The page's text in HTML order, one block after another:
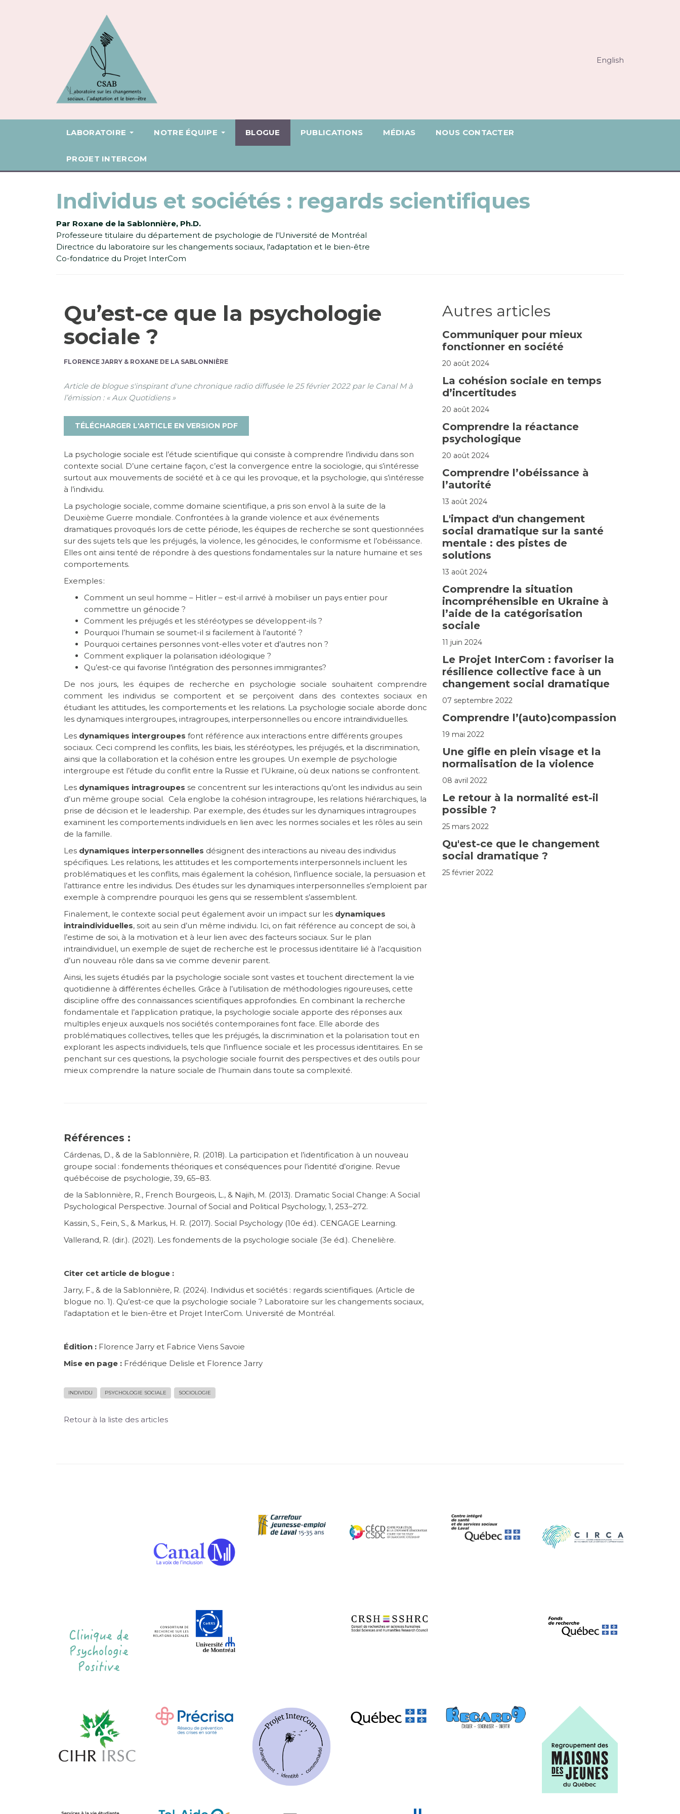
English
LABORATOIRE NOTRE ÉQUIPE BLOGUE PUBLICATIONS MÉDIAS NOUS CONTACTER
PROJET INTERCOM
Individus et sociétés : regards scientifiques
Par Roxane de la Sablonnière, Ph.D.
Professeure titulaire du département de psychologie de l'Université de Montréal
Directrice du laboratoire sur les changements sociaux, l'adaptation et le bien-être
Co-fondatrice du Projet InterCom
Qu’est-ce que la psychologie
sociale ?
FLORENCE JARRY & ROXANE DE LA SABLONNIÈRE
Article de blogue s'inspirant d'une chronique radio diffusée le 25 février 2022 par le Canal M à
l’émission : « Aux Quotidiens »
TÉLÉCHARGER L'ARTICLE EN VERSION PDF
La psychologie sociale est l’étude scientifique qui consiste à comprendre l’individu dans son
contexte social. D’une certaine façon, c’est la convergence entre la sociologie, qui s’intéresse
surtout aux mouvements de société et à ce qui les provoque, et la psychologie, qui s’intéresse
à l’individu.
La psychologie sociale, comme domaine scientifique, a pris son envol à la suite de la
Deuxième Guerre mondiale. Confrontées à la grande violence et aux événements
dramatiques provoqués lors de cette période, les équipes de recherche se sont questionnées
sur des sujets tels que les préjugés, la violence, les génocides, le conformisme et l’obéissance.
Elles ont ainsi tenté de répondre à des questions fondamentales sur la nature humaine et ses
comportements.
Exemples :
Comment un seul homme – Hitler – est-il arrivé à mobiliser un pays entier pour
commettre un génocide ?
Comment les préjugés et les stéréotypes se développent-ils ?
Pourquoi l’humain se soumet-il si facilement à l’autorité ?
Pourquoi certaines personnes vont-elles voter et d’autres non ?
Comment expliquer la polarisation idéologique ?
Qu’est-ce qui favorise l’intégration des personnes immigrantes?
De nos jours, les équipes de recherche en psychologie sociale souhaitent comprendre
comment les individus se comportent et se perçoivent dans des contextes sociaux en
étudiant les attitudes, les comportements et les relations. La psychologie sociale aborde donc
les dynamiques intergroupes, intragroupes, interpersonnelles ou encore intraindividuelles.
Les dynamiques intergroupes font référence aux interactions entre différents groupes
sociaux. Ceci comprend les conflits, les biais, les stéréotypes, les préjugés, et la discrimination,
ainsi que la collaboration et la cohésion entre les groupes. Un exemple de psychologie
intergroupe est l’étude du conflit entre la Russie et l’Ukraine, où deux nations se confrontent.
Les dynamiques intragroupes se concentrent sur les interactions qu’ont les individus au sein
d’un même groupe social. Cela englobe la cohésion intragroupe, les relations hiérarchiques, la
prise de décision et le leadership. Par exemple, des études sur les dynamiques intragroupes
examinent les comportements individuels en lien avec les normes sociales et les rôles au sein
de la famille.
Les dynamiques interpersonnelles désignent des interactions au niveau des individus
spécifiques. Les relations, les attitudes et les comportements interpersonnels incluent les
problématiques et les conflits, mais également la cohésion, l’influence sociale, la persuasion et
l’attirance entre les individus. Des études sur les dynamiques interpersonnelles s’emploient par
exemple à comprendre pourquoi les gens qui se ressemblent s’assemblent.
Finalement, le contexte social peut également avoir un impact sur les dynamiques
intraindividuelles, soit au sein d’un même individu. Ici, on fait référence au concept de soi, à
l’estime de soi, à la motivation et à leur lien avec des facteurs sociaux. Sur le plan
intraindividuel, un exemple de sujet de recherche est le processus identitaire lié à l’acquisition
d’un nouveau rôle dans sa vie comme devenir parent.
Ainsi, les sujets étudiés par la psychologie sociale sont vastes et touchent directement la vie
quotidienne à différentes échelles. Grâce à l’utilisation de méthodologies rigoureuses, cette
discipline offre des connaissances scientifiques approfondies. En combinant la recherche
fondamentale et l’application pratique, la psychologie sociale apporte des réponses aux
multiples enjeux auxquels nos sociétés contemporaines font face. Elle aborde des
problématiques collectives, telles que les préjugés, la discrimination et la polarisation tout en
explorant les aspects individuels, tels que l’influence sociale et les processus identitaires. En se
penchant sur ces questions, la psychologie sociale fournit des perspectives et des outils pour
mieux comprendre la nature sociale de l’humain dans toute sa complexité.
Références :
Cárdenas, D., & de la Sablonnière, R. (2018). La participation et l’identification à un nouveau
groupe social : fondements théoriques et conséquences pour l’identité d’origine. Revue
québécoise de psychologie, 39, 65–83.
de la Sablonnière, R., French Bourgeois, L., & Najih, M. (2013). Dramatic Social Change: A Social
Psychological Perspective. Journal of Social and Political Psychology, 1, 253–272.
Kassin, S., Fein, S., & Markus, H. R. (2017). Social Psychology (10e éd.). CENGAGE Learning.
​​​Vallerand, R. (dir.). (2021). Les fondements de la psychologie sociale (3e éd.). Chenelière.
Citer cet article de blogue :
Jarry, F., & de la Sablonnière, R. (2024). Individus et sociétés : regards scientifiques. (Article de
blogue no. 1). Qu’est-ce que la psychologie sociale ? Laboratoire sur les changements sociaux,
l’adaptation et le bien-être et Projet InterCom. Université de Montréal.
Édition : Florence Jarry et Fabrice Viens Savoie
Mise en page : Frédérique Delisle et Florence Jarry
INDIVIDU PSYCHOLOGIE SOCIALE SOCIOLOGIE
Retour à la liste des articles
Autres articles
Communiquer pour mieux
fonctionner en société
20 août 2024
La cohésion sociale en temps
d’incertitudes
20 août 2024
Comprendre la réactance
psychologique
20 août 2024
Comprendre l’obéissance à
l’autorité
13 août 2024
L'impact d'un changement
social dramatique sur la santé
mentale : des pistes de
solutions
13 août 2024
Comprendre la situation
incompréhensible en Ukraine à
l’aide de la catégorisation
sociale
11 juin 2024
Le Projet InterCom : favoriser la
résilience collective face à un
changement social dramatique
07 septembre 2022
Comprendre l’(auto)compassion
19 mai 2022
Une gifle en plein visage et la
normalisation de la violence
08 avril 2022
Le retour à la normalité est-il
possible ?
25 mars 2022
Qu'est-ce que le changement
social dramatique ?
25 février 2022